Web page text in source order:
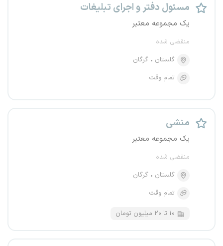
مسئول دفتر و اجرای تبلیغات
یک مجموعه معتبر
منقضی شده
گلستان
گرگان
تمام وقت
منشی
یک مجموعه معتبر
منقضی شده
گلستان
گرگان
تمام وقت
۱۰ تا ۲۰ میلیون تومان